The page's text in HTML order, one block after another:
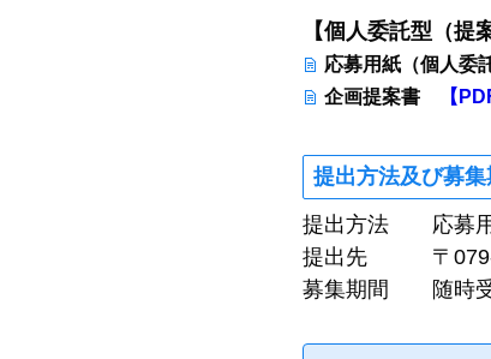
【個人委託型（提
応募用紙（個人委
企画提案書
【
提出方法及び募集
提出方法 応募用
提出先 〒079-
募集期間 随時受